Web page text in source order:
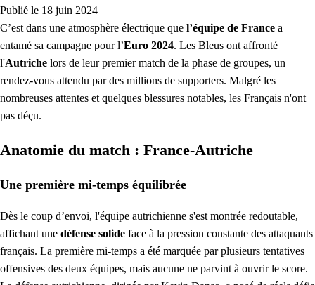
Publié le 18 juin 2024
C’est dans une atmosphère électrique que l’équipe de France a
entamé sa campagne pour l’Euro 2024. Les Bleus ont affronté
l'Autriche lors de leur premier match de la phase de groupes, un
rendez-vous attendu par des millions de supporters. Malgré les
nombreuses attentes et quelques blessures notables, les Français n'ont
pas déçu.
Anatomie du match : France-Autriche
Une première mi-temps équilibrée
Dès le coup d’envoi, l'équipe autrichienne s'est montrée redoutable,
affichant une défense solide face à la pression constante des attaquants
français. La première mi-temps a été marquée par plusieurs tentatives
offensives des deux équipes, mais aucune ne parvint à ouvrir le score.